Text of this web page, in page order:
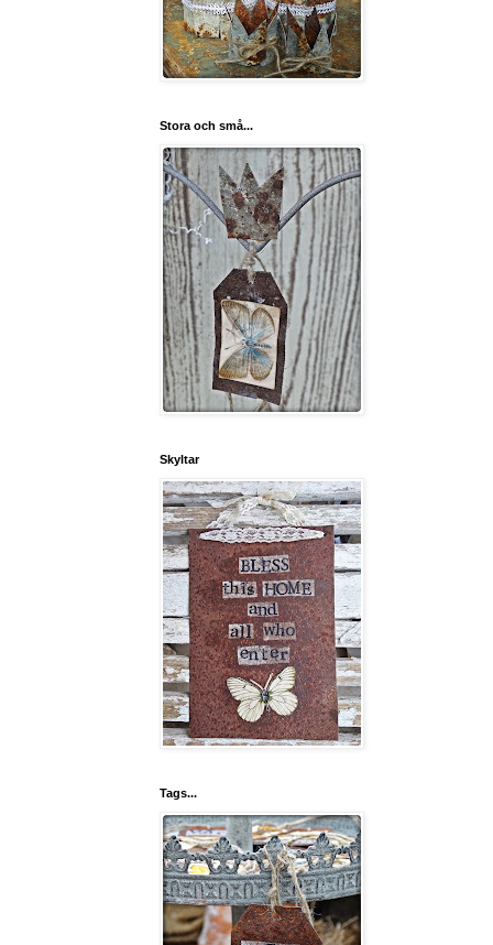
Stora och små...
Skyltar
Tags...